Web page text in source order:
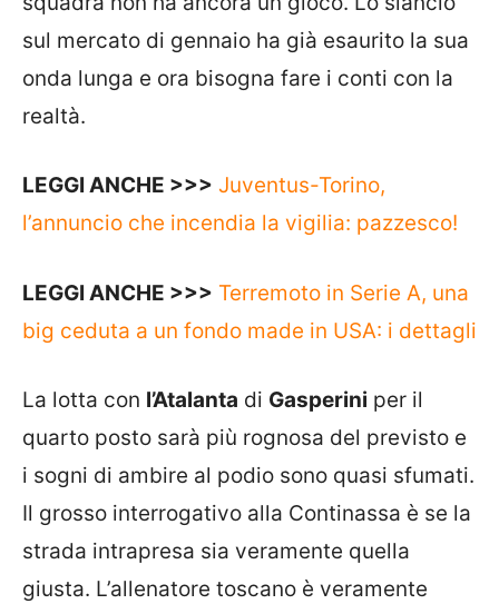
sul mercato di gennaio ha già esaurito la sua
onda lunga e ora bisogna fare i conti con la
realtà.
LEGGI ANCHE >>> Juventus-Torino,
l’annuncio che incendia la vigilia: pazzesco!
LEGGI ANCHE >>> Terremoto in Serie A, una
big ceduta a un fondo made in USA: i dettagli
La lotta con l’Atalanta di Gasperini per il
quarto posto sarà più rognosa del previsto e
i sogni di ambire al podio sono quasi sfumati.
Il grosso interrogativo alla Continassa è se la
strada intrapresa sia veramente quella
giusta. L’allenatore toscano è veramente